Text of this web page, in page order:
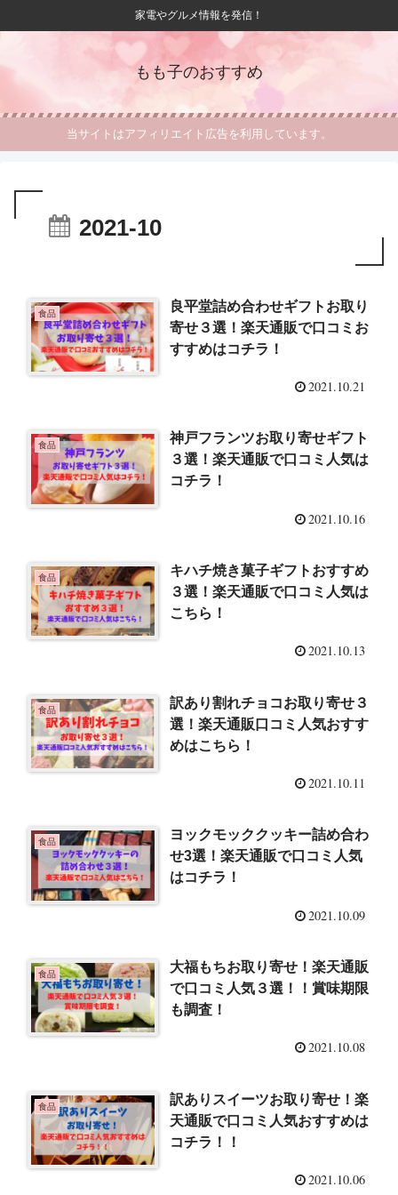
家電やグルメ情報を発信！
もも子のおすすめ
当サイトはアフィリエイト広告を利用しています。
2021-10
食品
良平堂詰め合わせギフトお取り
寄せ３選！楽天通販で口コミお
すすめはコチラ！
2021.10.21
食品
神戸フランツお取り寄せギフト
３選！楽天通販で口コミ人気は
コチラ！
2021.10.16
食品
キハチ焼き菓子ギフトおすすめ
３選！楽天通販で口コミ人気は
こちら！
2021.10.13
食品
訳あり割れチョコお取り寄せ３
選！楽天通販口コミ人気おすす
めはこちら！
2021.10.11
食品
ヨックモッククッキー詰め合わ
せ3選！楽天通販で口コミ人気
はコチラ！
2021.10.09
食品
大福もちお取り寄せ！楽天通販
で口コミ人気３選！！賞味期限
も調査！
2021.10.08
食品
訳ありスイーツお取り寄せ！楽
天通販で口コミ人気おすすめは
コチラ！！
2021.10.06